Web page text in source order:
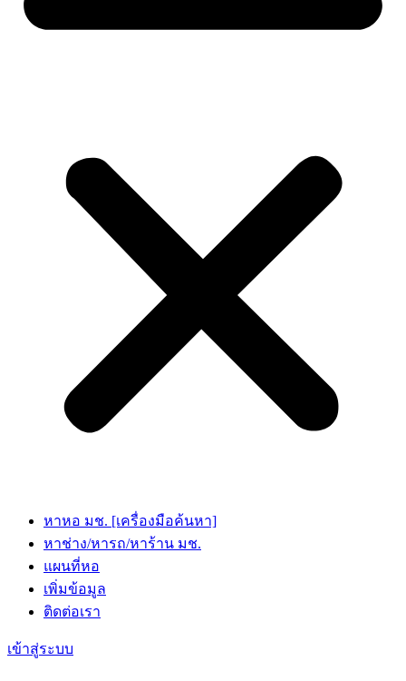
หาหอ มช. [เครื่องมือค้นหา]
หาช่าง/หารถ/หาร้าน มช.
แผนที่หอ
เพิ่มข้อมูล
ติดต่อเรา
เข้าสู่ระบบ